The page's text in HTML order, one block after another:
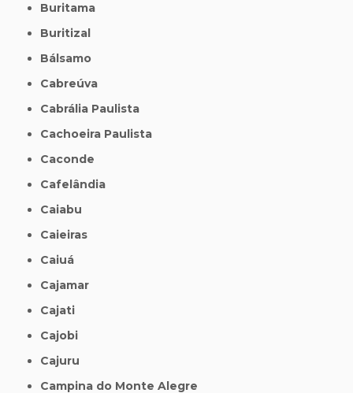
Buritama
Buritizal
Bálsamo
Cabreúva
Cabrália Paulista
Cachoeira Paulista
Caconde
Cafelândia
Caiabu
Caieiras
Caiuá
Cajamar
Cajati
Cajobi
Cajuru
Campina do Monte Alegre